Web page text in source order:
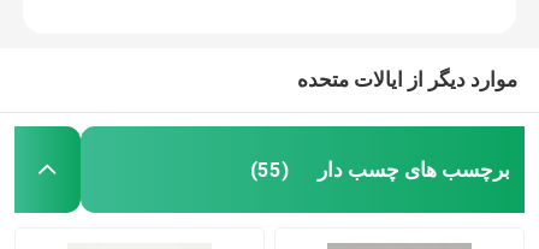
خانه
دربارهی ما
اطلاعات تماس
موارد دیگر از ایالات متحده
برچسب های چسب دار (55)